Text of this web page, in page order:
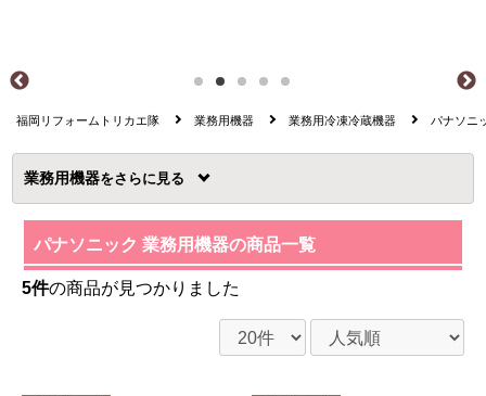
福岡リフォームトリカエ隊 業務用機器 業務用冷凍冷蔵機器 パナソニ
業務用機器を
パナソニック 業務用機器の商品一覧
5件の商品が見つかりました